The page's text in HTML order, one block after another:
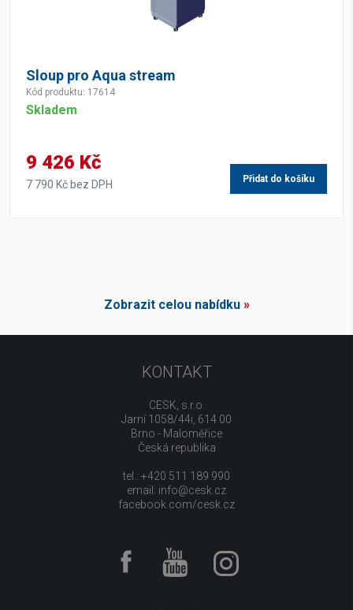
Sloup pro Aqua stream
Kód produktu: 17614
Skladem
9 426 Kč
7 790 Kč bez DPH Přidat do košíku
Zobrazit celou nabídku»
KONTAKT
CESK, s.r.o.
Jarní 1058/44i, 614 00
Brno - Maloměřice
Česká republika
tel.: +420 511 189 990
email: info@cesk.cz
facebook.com/cesk.cz